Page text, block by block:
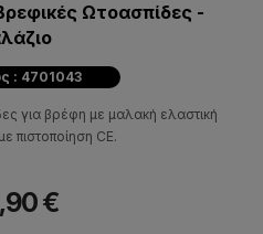
Ωτοασπίδες -
: 4701043
για βρέφη με μαλακή ελαστική
πιστοποίηση CE.
€